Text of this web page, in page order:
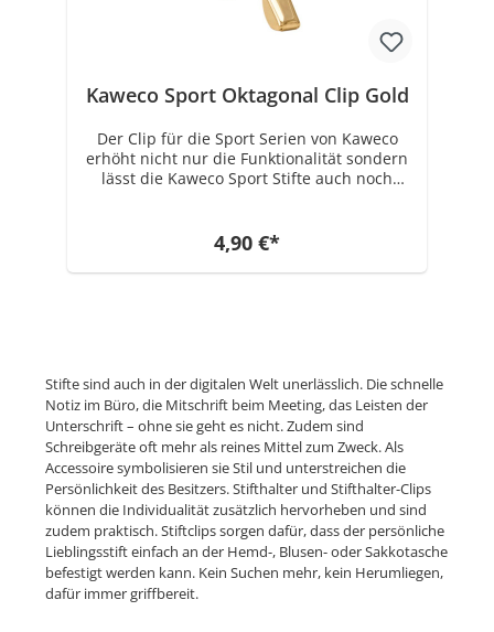
Kaweco Sport Oktagonal Clip Gold
Der Clip für die Sport Serien von Kaweco
erhöht nicht nur die Funktionalität sondern
lässt die Kaweco Sport Stifte auch noch
Serien: Kaweco CLASSIC Sport, Kaweco ICE
Sport, Kaweco SKYLINE Sport, Kaweco AL
Sport, Kaweco AL Stonewashed, Kaweco AC
Modelle auch keinen Clip. Den Clip gibt es
erst seit ca. 1998 als "Aufschiebeclip"
zusätzlich als extra Accessoire dazu.
4,90 €*
Stifte sind auch in der digitalen Welt unerlässlich. Die schnelle
Notiz im Büro, die Mitschrift beim Meeting, das Leisten der
Unterschrift – ohne sie geht es nicht. Zudem sind
Schreibgeräte oft mehr als reines Mittel zum Zweck. Als
Accessoire symbolisieren sie Stil und unterstreichen die
Persönlichkeit des Besitzers. Stifthalter und Stifthalter-Clips
können die Individualität zusätzlich hervorheben und sind
zudem praktisch. Stiftclips sorgen dafür, dass der persönliche
Lieblingsstift einfach an der Hemd-, Blusen- oder Sakkotasche
befestigt werden kann. Kein Suchen mehr, kein Herumliegen,
dafür immer griffbereit.